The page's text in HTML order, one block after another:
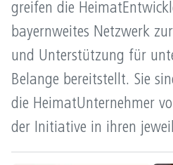
greifen die
bayernweites Netzwerk
und Unterstützung für
Belange bereitstellt. Sie
die HeimatUnternehmer
der Initiative in ihren